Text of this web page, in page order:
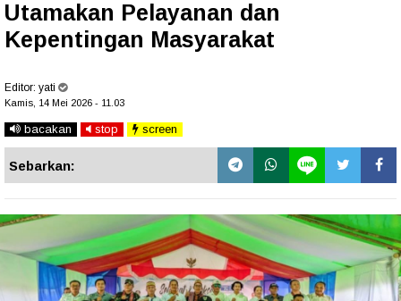
Utamakan Pelayanan dan
Kepentingan Masyarakat
Editor: yati
Kamis, 14 Mei 2026 - 11.03
bacakan stop screen
Sebarkan: